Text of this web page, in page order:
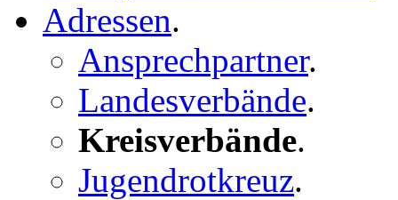
Adressen.
Ansprechpartner.
Landesverbände.
Kreisverbände.
Jugendrotkreuz.